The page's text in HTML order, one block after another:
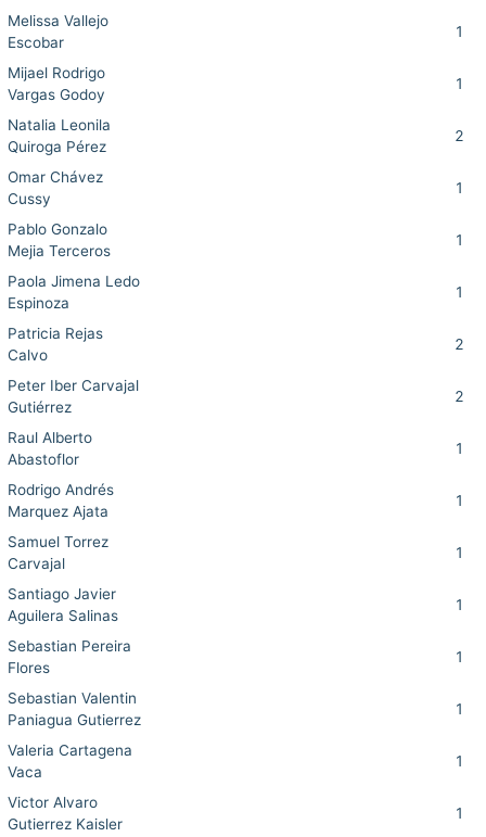
Melissa Vallejo
Escobar
1
Mijael Rodrigo
Vargas Godoy
1
Natalia Leonila
Quiroga Pérez
2
Omar Chávez
Cussy
1
Pablo Gonzalo
Mejia Terceros
1
Paola Jimena Ledo
Espinoza
1
Patricia Rejas
Calvo
2
Peter Iber Carvajal
Gutiérrez
2
Raul Alberto
Abastoflor
1
Rodrigo Andrés
Marquez Ajata
1
Samuel Torrez
Carvajal
1
Santiago Javier
Aguilera Salinas
1
Sebastian Pereira
Flores
1
Sebastian Valentin
Paniagua Gutierrez
1
Valeria Cartagena
Vaca
1
Victor Alvaro
Gutierrez Kaisler
1